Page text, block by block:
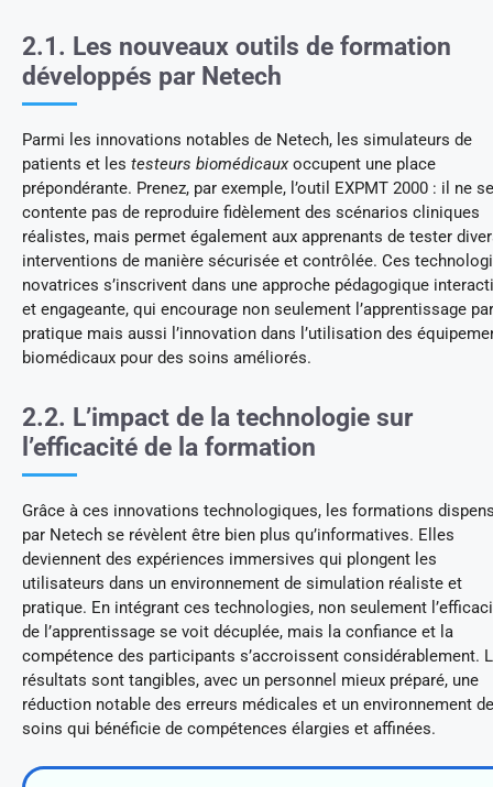
2.1. Les nouveaux outils de formation
développés par Netech
Parmi les innovations notables de Netech, les simulateurs de
patients et les testeurs biomédicauxoccupent une place
prépondérante. Prenez, par exemple, l’outil EXPMT 2000 : il ne se
contente pas de reproduire fidèlement des scénarios cliniques
réalistes, mais permet également aux apprenants de tester
interventions de manière sécurisée et contrôlée. Ces
novatrices s’inscrivent dans une approche pédagogique
et engageante, qui encourage non seulement l’apprentissage
pratique mais aussi l’innovation dans l’utilisation des
biomédicaux pour des soins améliorés.
2.2. L’impact de la technologie sur
l’efficacité de la formation
Grâce à ces innovations technologiques, les formations
par Netech se révèlent être bien plus qu’informatives. Elles
deviennent des expériences immersives qui plongent les
utilisateurs dans un environnement de simulation réaliste et
pratique. En intégrant ces technologies, non seulement
de l’apprentissage se voit décuplée, mais la confiance et la
compétence des participants s’accroissent considérablement.
résultats sont tangibles, avec un personnel mieux préparé, une
réduction notable des erreurs médicales et un environnement de
soins qui bénéficie de compétences élargies et affinées.